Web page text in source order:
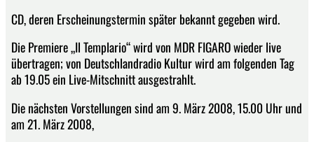
CD, deren Erscheinungstermin später bekannt gegeben wird.
Die Premiere „Il Templario“ wird von MDR FIGARO wieder live
übertragen; von Deutschlandradio Kultur wird am folgenden Tag
ab 19.05 ein Live-Mitschnitt ausgestrahlt.
Die nächsten Vorstellungen sind am 9. März 2008, 15.00 Uhr und
am 21. März 2008,